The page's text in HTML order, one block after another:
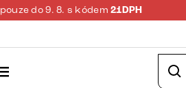
pouze do 9. 8. s kódem21DPH